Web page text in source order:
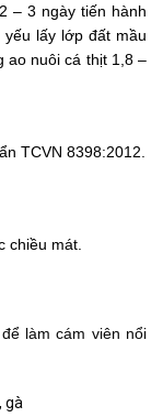
– 3 ngày tiến hành
lấy lớp đất mầu
ao nuôi cá thịt 1,8 –
TCVN 8398:2012.
chiều mát.
để làm cám viên nổi